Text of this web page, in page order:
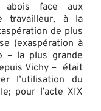
abois face aux
travailleur, à la
de plus
(exaspération à
– la plus grande
Vichy – était
l’utilisation du
pour l’acte XIX